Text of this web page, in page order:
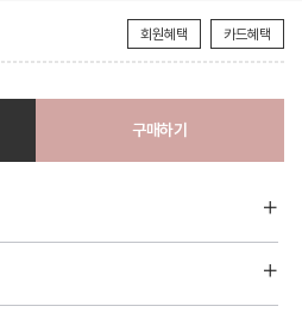
회원혜택 카드혜택
구매하기